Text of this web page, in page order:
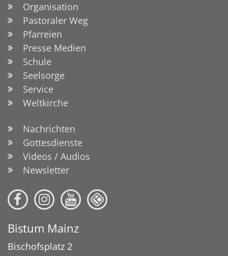
Organisation
Pastoraler Weg
Pfarreien
Presse Medien
Schule
Seelsorge
Service
Weltkirche
Nachrichten
Gottesdienste
Videos / Audios
Newsletter
Bistum Mainz
Bischofsplatz 2